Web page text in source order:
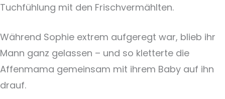
Tuchfühlung mit den Frischvermählten.
Während Sophie extrem aufgeregt war, blieb ihr
Mann ganz gelassen – und so kletterte die
Affenmama gemeinsam mit ihrem Baby auf ihn
drauf.